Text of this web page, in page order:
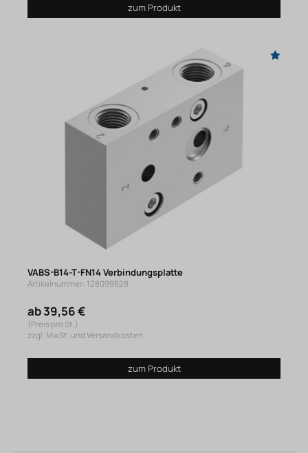
zum Produkt
VABS-B14-T-FN14 Verbindungsplatte
Artikelnummer: 128099628
ab 39,56 €
(Preis pro St.)
zzgl. MwSt. und Versandkosten
zum Produkt